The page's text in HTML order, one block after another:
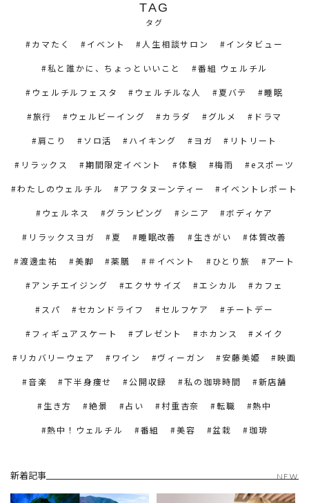
TAG
タグ
カマたく イベント 人生相談サロン インタビュー
私と誰かに、ちょっといいこと 番組 ウェルチル
ウェルチルフェスタ ウェルチルな人 夏バテ 睡眠
旅行 ウェルビーイング カラダ グルメ ドラマ
肩こり ソロ活 ハイキング ヨガ リトリート
リラックス 期間限定イベント 体験 梅雨 eスポーツ
わたしのウェルチル アフタヌーンティー イベントレポート
ウェルネス グランピング シニア ボディケア
リラックスヨガ 夏 睡眠改善 生きがい 体質改善
渡邊圭祐 美脚 薬膳 ＃イベント ひとり旅 アート
アンチエイジング エクササイズ エシカル カフェ
スパ セカンドライフ セルフケア チートデー
フィギュアスケート プレゼント ホカンス メイク
リカバリーウェア ワイン ヴィーガン 安藤美姫 映画
音楽 下半身痩せ 公開収録 私の珈琲時間 新店舗
生き方 絶景 占い 村重杏奈 転職 熱中
熱中！ウェルチル 番組 美容 盆栽 珈琲
新着記事 NEW